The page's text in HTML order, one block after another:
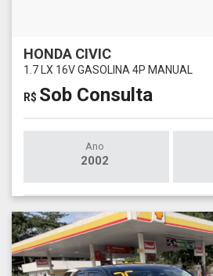
HONDA CIVIC
1.7 LX 16V GASOLINA 4P MANUAL
R$ Sob Consulta
Ano
2002